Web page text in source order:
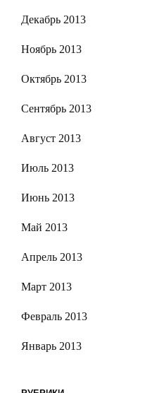
Декабрь 2013
Ноябрь 2013
Октябрь 2013
Сентябрь 2013
Август 2013
Июль 2013
Июнь 2013
Май 2013
Апрель 2013
Март 2013
Февраль 2013
Январь 2013